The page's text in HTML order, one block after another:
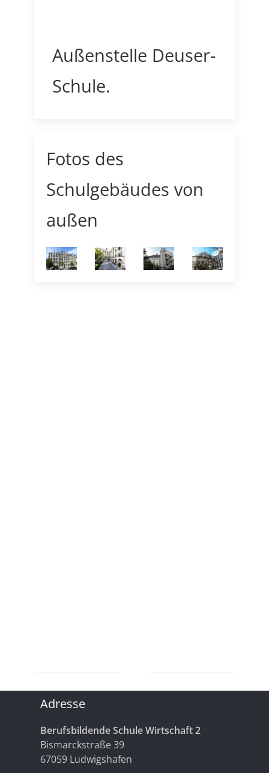
Außenstelle Deuser-
Schule.
Fotos des
Schulgebäudes von
außen
Adresse
Berufsbildende Schule Wirtschaft 2
Bismarckstraße 39
67059 Ludwigshafen